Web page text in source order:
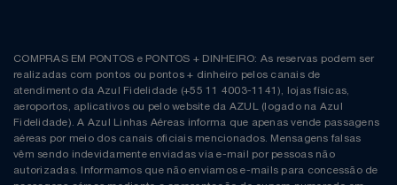
COMPRAS EM PONTOS e PONTOS + DINHEIRO: As reservas podem ser
realizadas com pontos ou pontos + dinheiro pelos canais de
atendimento da Azul Fidelidade (+55 11 4003-1141), lojas físicas,
aeroportos, aplicativos ou pelo website da AZUL (logado na Azul
Fidelidade). A Azul Linhas Aéreas informa que apenas vende passagens
aéreas por meio dos canais oficiais mencionados. Mensagens falsas
vêm sendo indevidamente enviadas via e-mail por pessoas não
autorizadas. Informamos que não enviamos e-mails para concessão de